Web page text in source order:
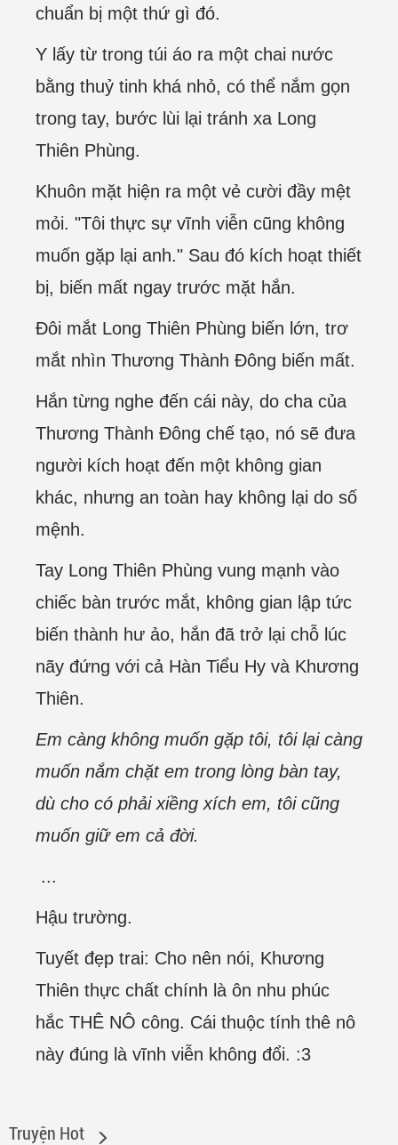
chuẩn bị một thứ gì đó.
Y lấy từ trong túi áo ra một chai nước
bằng thuỷ tinh khá nhỏ, có thể nắm gọn
trong tay, bước lùi lại tránh xa Long
Thiên Phùng.
Khuôn mặt hiện ra một vẻ cười đầy mệt
mỏi. "Tôi thực sự vĩnh viễn cũng không
muốn gặp lại anh." Sau đó kích hoạt thiết
bị, biến mất ngay trước mặt hắn.
Đôi mắt Long Thiên Phùng biến lớn, trơ
mắt nhìn Thương Thành Đông biến mất.
Hắn từng nghe đến cái này, do cha của
Thương Thành Đông chế tạo, nó sẽ đưa
người kích hoạt đến một không gian
khác, nhưng an toàn hay không lại do số
mệnh.
Tay Long Thiên Phùng vung mạnh vào
chiếc bàn trước mắt, không gian lập tức
biến thành hư ảo, hắn đã trở lại chỗ lúc
nãy đứng với cả Hàn Tiểu Hy và Khương
Thiên.
Em càng không muốn gặp tôi, tôi lại càng
muốn nắm chặt em trong lòng bàn tay,
dù cho có phải xiềng xích em, tôi cũng
muốn giữ em cả đời.
...
Hậu trường.
Tuyết đẹp trai: Cho nên nói, Khương
Thiên thực chất chính là ôn nhu phúc
hắc THÊ NÔ công. Cái thuộc tính thê nô
này đúng là vĩnh viễn không đổi. :3
Truyện Hot